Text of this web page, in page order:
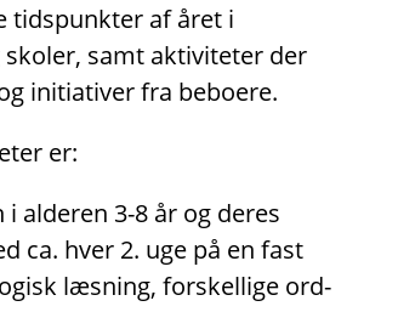
tidspunkter af året i
samt aktiviteter der
initiativer fra beboere.
er:
alderen 3-8 år og deres
ca. hver 2. uge på en fast
læsning, forskellige ord-